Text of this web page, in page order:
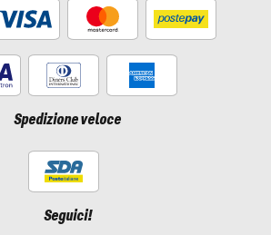
Spedizione veloce
Seguici!